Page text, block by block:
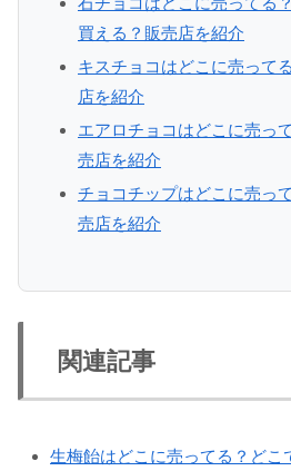
買える？販売店を紹介
キスチョコはどこに売って
店を紹介
エアロチョコはどこに売っ
売店を紹介
チョコチップはどこに売っ
売店を紹介
関連記事
生梅飴はどこに売ってる？どこ